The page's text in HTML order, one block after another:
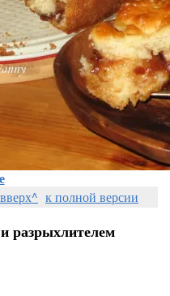
вверх^ к полной версии
разрыхлителем